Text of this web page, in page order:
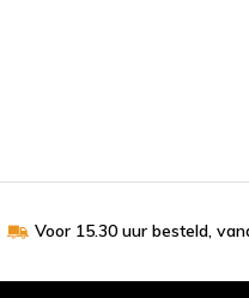
Voor 15.30 uur besteld,